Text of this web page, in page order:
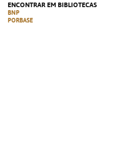
ENCONTRAR EM BIBLIOTECAS
BNP
PORBASE